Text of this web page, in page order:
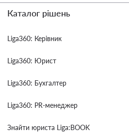
Каталог рішень
Liga360: Керівник
Liga360: Юрист
Liga360: Бухгалтер
Liga360: PR-менеджер
Знайти юриста Liga:BOOK